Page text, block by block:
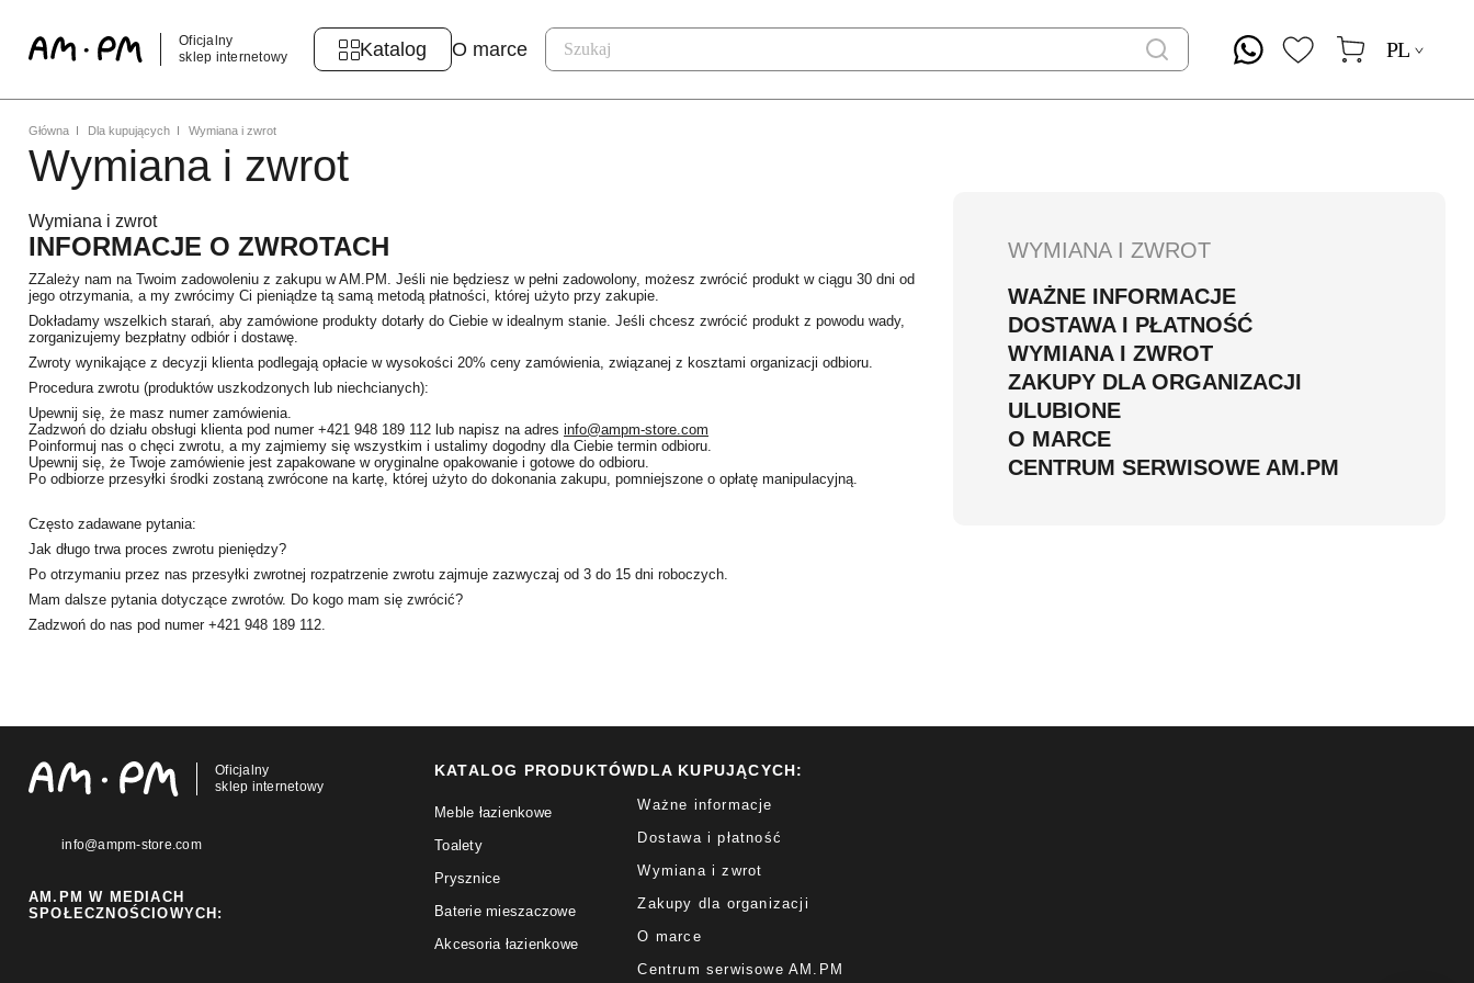
Oficjalny
sklep internetowy
Katalog O marce PL
Główna Dla kupujących Wymiana i zwrot
Wymiana i zwrot
WYMIANA I ZWROT
WAŻNE INFORMACJE
DOSTAWA I PŁATNOŚĆ
WYMIANA I ZWROT
ZAKUPY DLA ORGANIZACJI
ULUBIONE
O MARCE
CENTRUM SERWISOWE AM.PM
Wymiana i zwrot
INFORMACJE O ZWROTACH
ZZależy nam na Twoim zadowoleniu z zakupu w AM.PM. Jeśli nie będziesz w pełni zadowolony, możesz zwrócić produkt w ciągu 30 dni od
jego otrzymania, a my zwrócimy Ci pieniądze tą samą metodą płatności, której użyto przy zakupie.
Dokładamy wszelkich starań, aby zamówione produkty dotarły do Ciebie w idealnym stanie. Jeśli chcesz zwrócić produkt z powodu wady,
zorganizujemy bezpłatny odbiór i dostawę.
Zwroty wynikające z decyzji klienta podlegają opłacie w wysokości 20% ceny zamówienia, związanej z kosztami organizacji odbioru.
Procedura zwrotu (produktów uszkodzonych lub niechcianych):
Upewnij się, że masz numer zamówienia.
Zadzwoń do działu obsługi klienta pod numer +421 948 189 112 lub napisz na adres info@ampm-store.com
Poinformuj nas o chęci zwrotu, a my zajmiemy się wszystkim i ustalimy dogodny dla Ciebie termin odbioru.
Upewnij się, że Twoje zamówienie jest zapakowane w oryginalne opakowanie i gotowe do odbioru.
Po odbiorze przesyłki środki zostaną zwrócone na kartę, której użyto do dokonania zakupu, pomniejszone o opłatę manipulacyjną.
Często zadawane pytania:
Jak długo trwa proces zwrotu pieniędzy?
Po otrzymaniu przez nas przesyłki zwrotnej rozpatrzenie zwrotu zajmuje zazwyczaj od 3 do 15 dni roboczych.
Mam dalsze pytania dotyczące zwrotów. Do kogo mam się zwrócić?
Zadzwoń do nas pod numer +421 948 189 112.
Oficjalny
sklep internetowy
info@ampm-store.com
AM.PM W MEDIACH
SPOŁECZNOŚCIOWYCH:
KATALOG PRODUKTÓW
Meble łazienkowe
Toalety
Prysznice
Baterie mieszaczowe
Akcesoria łazienkowe
DLA KUPUJĄCYCH:
Ważne informacje
Dostawa i płatność
Wymiana i zwrot
Zakupy dla organizacji
O marce
Centrum serwisowe AM.PM